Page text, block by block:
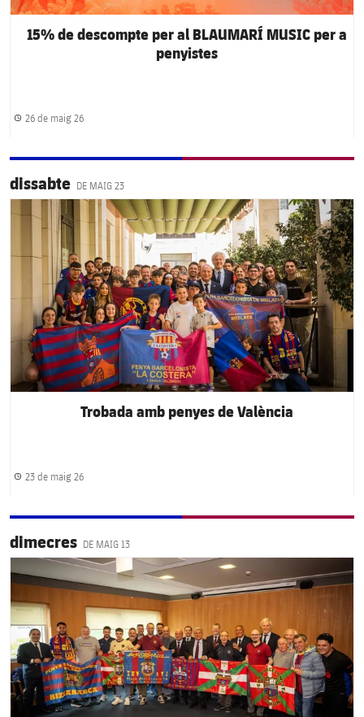
15% de descompte per al BLAUMARÍ MUSIC per a
penyistes
Data de publicació
26 de maig 26
dissabte DE MAIG 23
FC Barcelona club badge
Trobada amb penyes de València
Data de publicació
23 de maig 26
dimecres DE MAIG 13
FC Barcelona club badge